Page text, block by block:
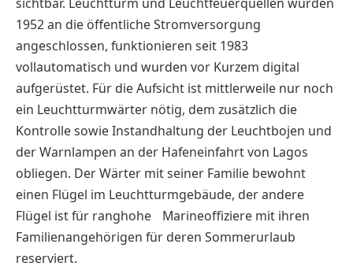
1952 an die öffentliche Stromversorgung
angeschlossen, funktionieren seit 1983
vollautomatisch und wurden vor Kurzem digital
aufgerüstet. Für die Aufsicht ist mittlerweile nur noch
ein Leuchtturmwärter nötig, dem zusätzlich die
Kontrolle sowie Instandhaltung der Leuchtbojen und
der Warnlampen an der Hafeneinfahrt von Lagos
obliegen. Der Wärter mit seiner Familie bewohnt
einen Flügel im Leuchtturmgebäude, der andere
Flügel ist für ranghohe Marineoffiziere mit ihren
Familienangehörigen für deren Sommerurlaub
reserviert.